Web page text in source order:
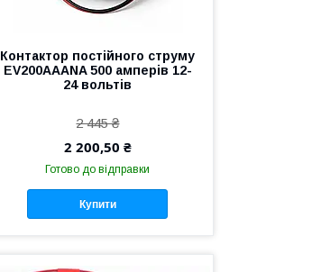
Контактор постійного струму
EV200AAANA 500 амперів 12-
24 вольтів
2 445 ₴
2 200,50 ₴
Готово до відправки
Купити